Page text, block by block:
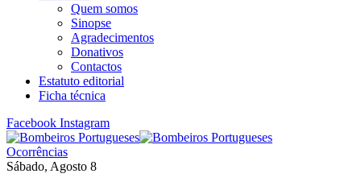
Quem somos
Sinopse
Agradecimentos
Donativos
Contactos
Estatuto editorial
Ficha técnica
Facebook Instagram
Ocorrências
Sábado, Agosto 8